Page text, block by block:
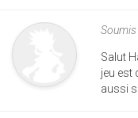
Salut
jeu est
aussi